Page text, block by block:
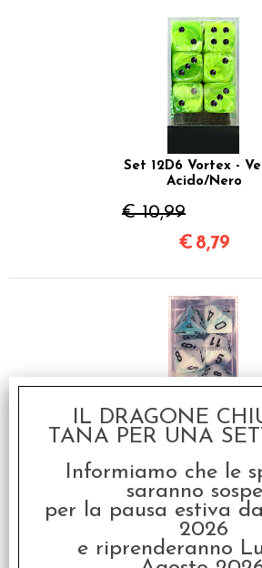
Set 12D6 Vortex -
Acido/Nero
€ 10,99
€ 8,79
Set Dadi Gemini 4
Ciano-Bianco/Nero
€ 10,99
€8,79
IL DRAGONE
TANA PER UNA
Informiamo che le
saranno
per la pausa estiva
2026
e riprenderanno